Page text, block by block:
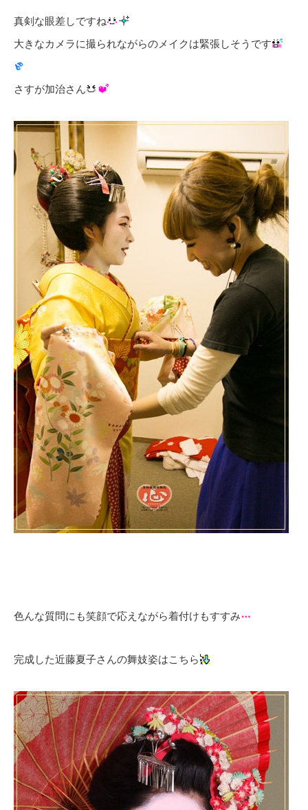
真剣な眼差しですね
大きなカメラに撮られながらのメイクは緊張しそうです
さすが加治さん
色んな質問にも笑顔で応えながら着付けもすすみ
完成した近藤夏子さんの舞妓姿はこちら